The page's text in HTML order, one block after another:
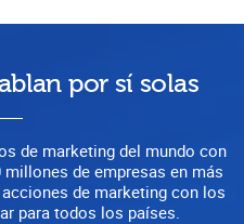
por sí solas
de marketing del mundo con
de empresas en más
de marketing con los
para todos los países.